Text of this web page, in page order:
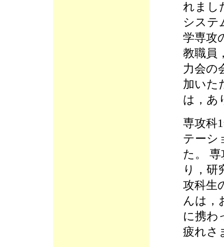
れまし
システ
学専攻
教職員
力会の
加いた
は，あ
専攻科
テーシ
た。
り，研
攻科生
んは，
に携わ
疲れさ